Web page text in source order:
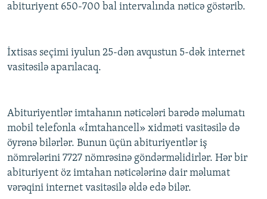
abituriyent 650-700 bal intervalında nəticə göstərib.
İxtisas seçimi iyulun 25-dən avqustun 5-dək internet
vasitəsilə aparılacaq.
Abituriyentlər imtahanın nəticələri barədə məlumatı
mobil telefonla «İmtahancell» xidməti vasitəsilə də
öyrənə bilərlər. Bunun üçün abituriyentlər iş
nömrələrini 7727 nömrəsinə göndərməlidirlər. Hər bir
abituriyent öz imtahan nəticələrinə dair məlumat
vərəqini internet vasitəsilə əldə edə bilər.